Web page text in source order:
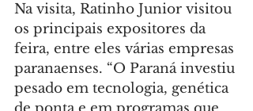
Na visita, Ratinho Junior visitou
os principais expositores da
feira, entre eles várias empresas
paranaenses. “O Paraná investiu
pesado em tecnologia, genética